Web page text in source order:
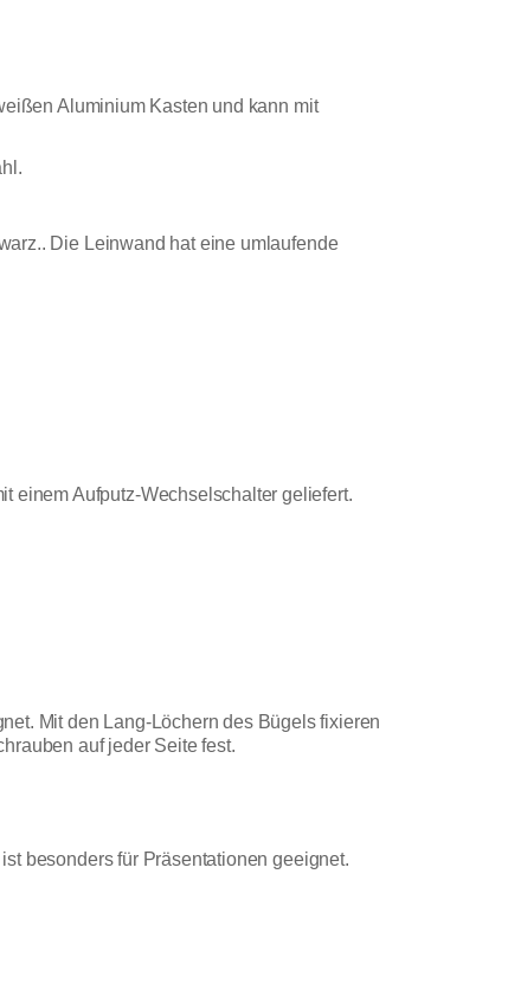
Aluminium Kasten und kann mit
Die Leinwand hat eine umlaufende
einem Aufputz-Wechselschalter geliefert.
Mit den Lang-Löchern des Bügels fixieren
auf jeder Seite fest.
besonders für Präsentationen geeignet.